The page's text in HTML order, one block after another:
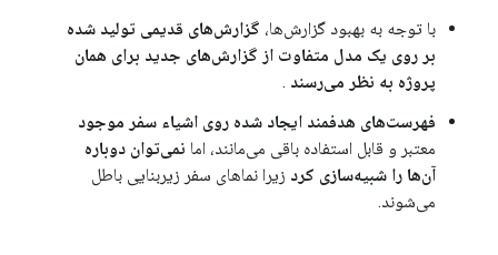
با توجه به بهبود گزارش‌ها، گزارش‌های قدیمی تولید شده
بر روی یک مدل متفاوت از گزارش‌های جدید برای همان
پروژه به نظر می‌رسند .
فهرست‌های هدفمند ایجاد شده روی اشیاء سفر موجود
معتبر و قابل استفاده باقی می‌مانند، اما نمی‌توان دوباره
آن‌ها را شبیه‌سازی کرد زیرا نماهای سفر زیربنایی باطل
می‌شوند.